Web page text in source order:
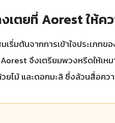
เตยที่ Aorest ให้ค
ริ่มต้นจากการเข้าใจประเภ
จึงเตรียมพวงหรีดให้เ
ม้ และดอกมะลิ ซึ่งล้วนสื่อคว